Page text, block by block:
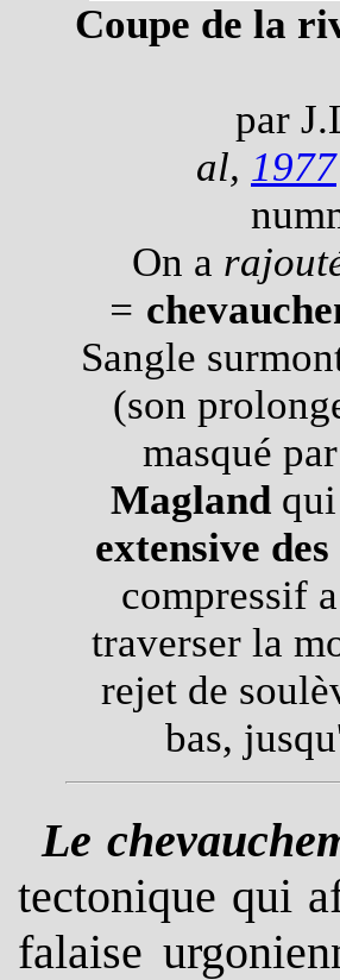
Coupe de la
par
al, 1977
On a
=
Sangle
(son
masqué
Magland
extensive
compressif
traverser la
rejet de
bas,
Le
tectonique qui
falaise